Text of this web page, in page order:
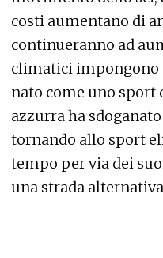
costi aumentano di
continueranno ad
climatici impongono
nato come uno sport
azzurra ha
tornando allo sport
tempo per via dei
una strada